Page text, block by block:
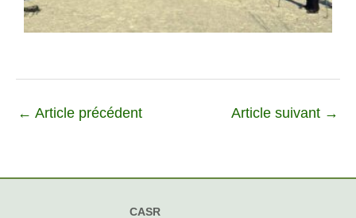
← Article précédent Article suivant →
CASR